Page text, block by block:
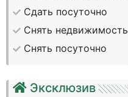
Сдать посуточно
Снять недвижимость
Снять посуточно
Эксклюзив